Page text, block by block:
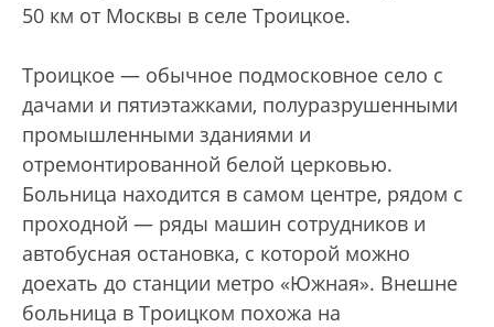
50 км от Москвы в селе Троицкое.
Троицкое — обычное подмосковное село с
дачами и пятиэтажками, полуразрушенными
промышленными зданиями и
отремонтированной белой церковью.
Больница находится в самом центре, рядом с
проходной — ряды машин сотрудников и
автобусная остановка, с которой можно
доехать до станции метро «Южная». Внешне
больница в Троицком похожа на